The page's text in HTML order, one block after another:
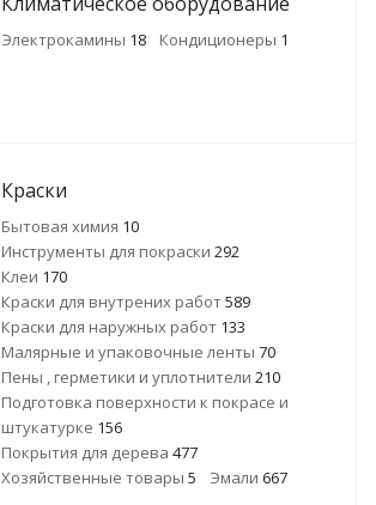
Электрокамины 18 Кондиционеры 1
Краски
Бытовая химия 10
Инструменты для покраски 292
Клеи 170
Краски для внутрених работ589
Краски для наружных работ 133
Малярные и упаковочные ленты 70
Пены , герметики и уплотнители 210
Подготовка поверхности к покрасе и
штукатурке 156
Покрытия для дерева 477
Хозяйственные товары 5 Эмали 667